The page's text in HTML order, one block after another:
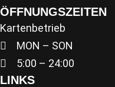
ÖFFNUNGSZEITEN
Kartenbetrieb
MON – SON
5:00 – 24:00
LINKS